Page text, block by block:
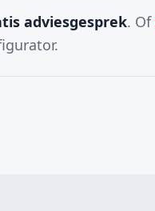
adviesgesprek. Of